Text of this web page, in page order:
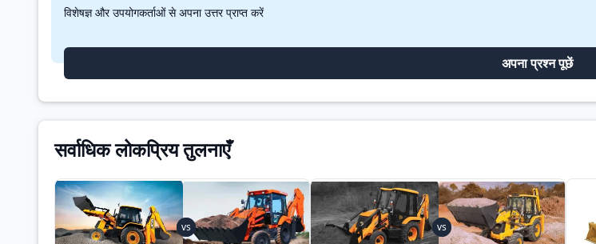
विशेषज्ञ और उपयोगकर्ताओं से अपना उत्तर प्राप्त करें
अपना प्रश्न पूछें
सर्वाधिक लोकप्रिय तुलनाएँ